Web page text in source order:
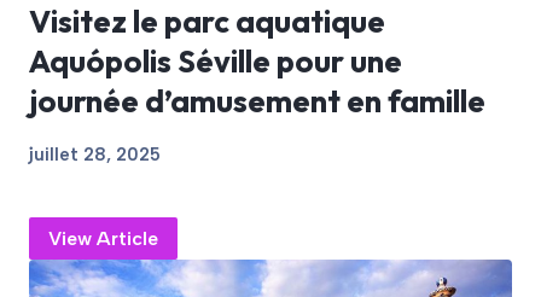
Visitez le parc aquatique
Aquópolis Séville pour une
journée d’amusement en famille
juillet 28, 2025
View Article